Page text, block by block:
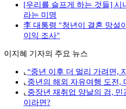
[우리를 슬프게 하는 것들] 시
라는 미명
李 대통령 "청년이 결혼 망설
이익 조사"
이지혜 기자의 주요 뉴스
⌞ “중년 이후 더 멀리 가려면,
⌞ 중년의 해외 자유여행 도전,
⌞ 중장년 재취업 양날의 검,
이라면?